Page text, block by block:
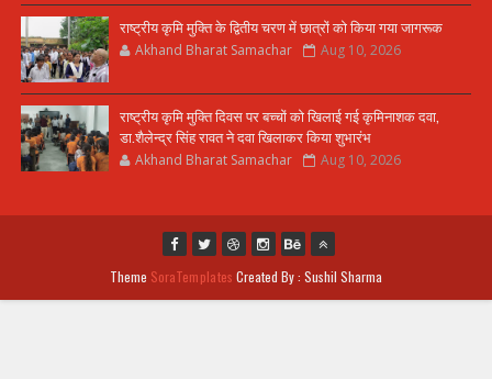
राष्ट्रीय कृमि मुक्ति के द्वितीय चरण में छात्रों को किया गया जागरूक
Akhand Bharat Samachar Aug 10, 2026
राष्ट्रीय कृमि मुक्ति दिवस पर बच्चों को खिलाई गई कृमिनाशक दवा,
डा.शैलेन्द्र सिंह रावत ने दवा खिलाकर किया शुभारंभ
Akhand Bharat Samachar Aug 10, 2026
Theme SoraTemplates Created By : Sushil Sharma